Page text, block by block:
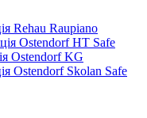
Rehau Raupiano
Ostendorf HT Safe
Ostendorf KG
Ostendorf Skolan Safe